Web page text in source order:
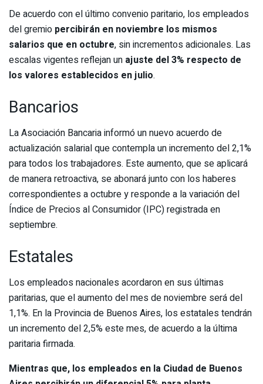
De acuerdo con el último convenio paritario, los empleados
del gremio percibirán en noviembre los mismos
salarios que en octubre, sin incrementos adicionales. Las
escalas vigentes reflejan un ajuste del 3% respecto de
los valores establecidos en julio.
Bancarios
La Asociación Bancaria informó un nuevo acuerdo de
actualización salarial que contempla un incremento del 2,1%
para todos los trabajadores. Este aumento, que se aplicará
de manera retroactiva, se abonará junto con los haberes
correspondientes a octubre y responde a la variación del
Índice de Precios al Consumidor (IPC) registrada en
septiembre.
Estatales
Los empleados nacionales acordaron en sus últimas
paritarias, que el aumento del mes de noviembre será del
1,1%. En la Provincia de Buenos Aires, los estatales tendrán
un incremento del 2,5% este mes, de acuerdo a la última
paritaria firmada.
Mientras que, los empleados en la Ciudad de Buenos